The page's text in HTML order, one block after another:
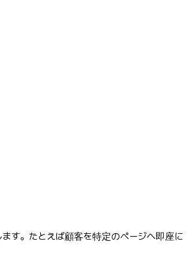
す。たとえば顧客を特定のページへ即座に